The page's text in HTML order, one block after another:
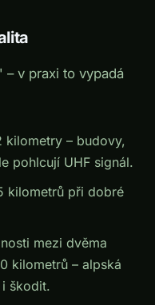
– v praxi to vypadá
kilometry – budovy,
pohlcují UHF signál.
kilometrů při dobré
mezi dvěma
kilometrů – alpská
škodit.